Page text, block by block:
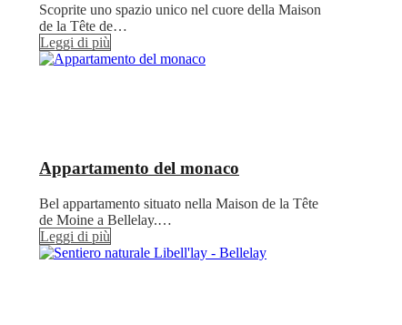
Scoprite uno spazio unico nel cuore della Maison
de la Tête de…
Leggi di più
Appartamento del monaco
Bel appartamento situato nella Maison de la Tête
de Moine a Bellelay.…
Leggi di più